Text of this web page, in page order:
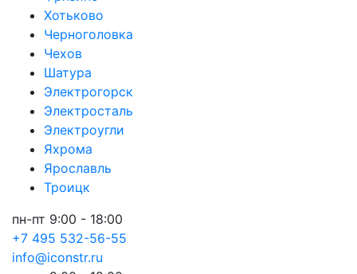
Хотьково
Черноголовка
Чехов
Шатура
Электрогорск
Электросталь
Электроугли
Яхрома
Ярославль
Троицк
пн-пт 9:00 - 18:00
+7 495 532-56-55
info@iconstr.ru